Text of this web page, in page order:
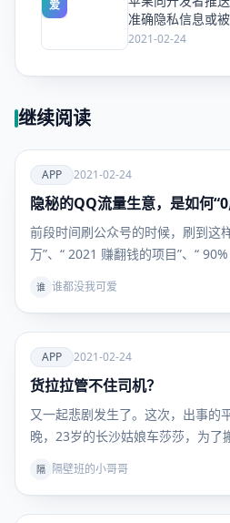
爱
准确隐私信息或
2021-02-24
继续阅读
爱
APP
APP 2021-02-24
隐秘的QQ流量生意，是如何“0
前段时间刷公众号的时候，刷到这
万”、“ 2021 赚翻钱的项目”、“
谁 谁都没我可爱
爱
APP
APP 2021-02-24
货拉拉管不住司机？
又一起悲剧发生了。这次，出事的
晚，23岁的长沙姑娘车莎莎，为了
隔 隔壁班的小哥哥